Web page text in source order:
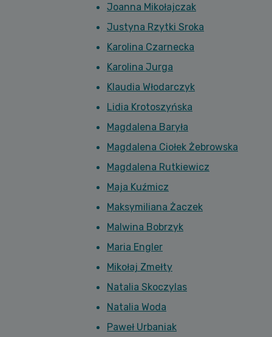
Joanna Mikołajczak
Justyna Rzytki Sroka
Karolina Czarnecka
Karolina Jurga
Klaudia Włodarczyk
Lidia Krotoszyńska
Magdalena Baryła
Magdalena Ciołek Żebrowska
Magdalena Rutkiewicz
Maja Kuźmicz
Maksymiliana Żaczek
Malwina Bobrzyk
Maria Engler
Mikołaj Zmełty
Natalia Skoczylas
Natalia Woda
Paweł Urbaniak